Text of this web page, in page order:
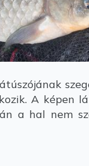
A képen
a hal nem